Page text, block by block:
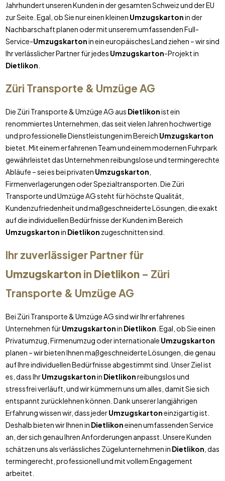
Jahrhundert unseren Kunden in der gesamten Schweiz und der EU
zur Seite. Egal, ob Sie nur einen kleinen Umzugskartonin der
Nachbarschaft planen oder mit unserem umfassenden Full-
Service-Umzugskartonin ein europäisches Land ziehen – wir sind
Ihr verlässlicher Partner für jedes Umzugskarton-Projekt in
Dietlikon
Züri Transporte & Umzüge AG
Die Züri Transporte & Umzüge AG aus Dietlikonist ein
renommiertes Unternehmen, das seit vielen Jahren hochwertige
und professionelle Dienstleistungen im Bereich Umzugskarton
bietet. Mit einem erfahrenen Team und einem modernen Fuhrpark
gewährleistet das Unternehmen reibungslose und termingerechte
Abläufe – sei es bei privaten Umzugskarton
Firmenverlagerungen oder Spezialtransporten. Die Züri
Transporte und Umzüge AG steht für höchste Qualität,
Kundenzufriedenheit und maßgeschneiderte Lösungen, die exakt
auf die individuellen Bedürfnisse der Kunden im Bereich
Umzugskartonin Dietlikon zugeschnitten sind.
Ihr zuverlässiger Partner für
Umzugskartonin Dietlikon– Züri
Transporte & Umzüge AG
Bei Züri Transporte & Umzüge AG sind wir Ihr erfahrenes
Unternehmen fürUmzugskartonin Dietlikon . Egal, ob Sie einen
Privatumzug, Firmenumzug oder internationale Umzugskarton
planen – wir bieten Ihnen maßgeschneiderte Lösungen, die genau
auf Ihre individuellen Bedürfnisse abgestimmt sind. Unser Ziel ist
es, dass IhrUmzugskartonin Dietlikonreibungslos und
stressfrei verläuft, und wir kümmern uns um alles, damit Sie sich
entspannt zurücklehnen können. Dank unserer langjährigen
Erfahrung wissen wir, dass jederUmzugskartoneinzigartig ist.
Deshalb bieten wir Ihnen in Dietlikoneinen umfassenden Service
an, der sich genau Ihren Anforderungen anpasst. Unsere Kunden
schätzen uns als verlässliches Zügelunternehmen in Dietlikon , das
termingerecht, professionell und mit vollem Engagement
arbeitet.